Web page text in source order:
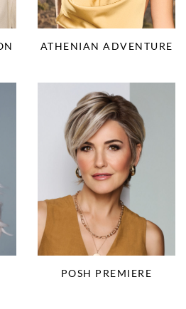
ATHENIAN ADVENTURE
POSH PREMIERE